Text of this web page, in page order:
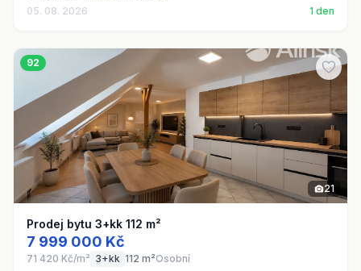
05. 08. 2026
1 den
92
21
Prodej bytu 3+kk 112 m²
7 999 000 Kč
71 420 Kč/m² 3+kk 112 m²Osobní